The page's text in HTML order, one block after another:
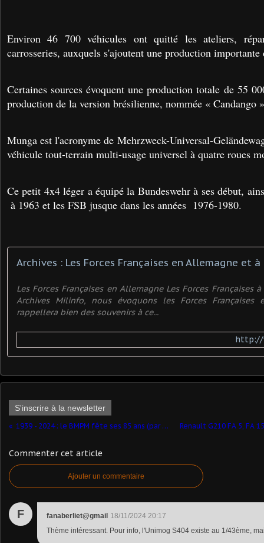
Environ 46 700 véhicules ont quitté les ateliers,
carrosseries, auxquels s'ajoutent une production importante
Certaines sources évoquent une production totale de 55
production de la version brésilienne, nommée « Candango
Munga est l'acronyme de Mehrzweck-Universal-
véhicule tout-terrain multi-usage universel à quatre roues
Ce petit 4x4 léger a équipé la Bundeswehr à ses début,
à 1963 et les FSB jusque dans les années 1976-1980.
Les Forces Françaises en Allemagne Les Forces Françaises
Archives Milinfo, nous évoquons les Forces Françaises
rappellera bien des souvenirs à ce...
http://
S'inscrire à la newsletter
1939 - 2024 : le BMPM fête ses 85 ans (par Daniel Baldjian)
Commenter cet article
Ajouter un commentaire
F fanaberliet@gmail 18/11/2024 20:17
Thème intéressant. Pour info, l'Unimog S404 existe au 1/43ème,